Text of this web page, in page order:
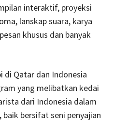
interaktif, proyeksi
lanskap suara, karya
khusus dan banyak
di Qatar dan Indonesia
yang melibatkan kedai
dari Indonesia dalam
bersifat seni penyajian